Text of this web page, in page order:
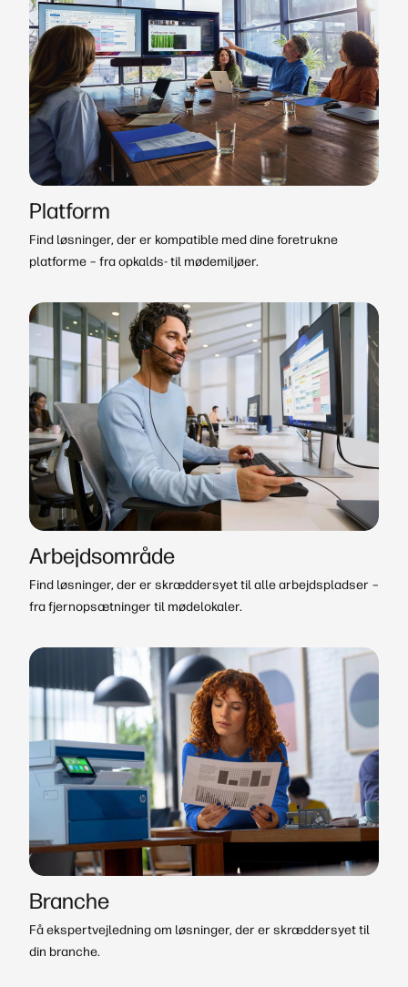
Platform
Find løsninger, der er kompatible med dine foretrukne
platforme – fra opkalds- til mødemiljøer.
Arbejdsområde
Find løsninger, der er skræddersyet til alle arbejdspladser –
fra fjernopsætninger til mødelokaler.
Branche
Få ekspertvejledning om løsninger, der er skræddersyet til
din branche.